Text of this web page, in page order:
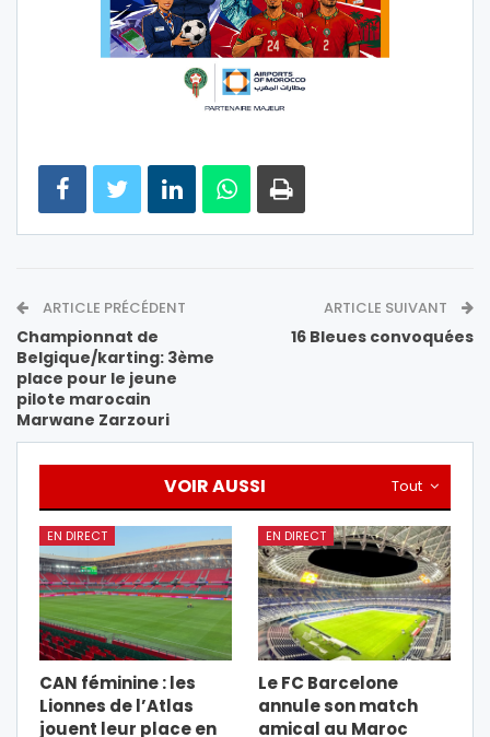
ARTICLE PRÉCÉDENT
Championnat de
Belgique/karting: 3ème
place pour le jeune
pilote marocain
Marwane Zarzouri
ARTICLE SUIVANT
16 Bleues convoquées
Tout
VOIR AUSSI
EN DIRECT
CAN féminine : les
Lionnes de l’Atlas
jouent leur place en
EN DIRECT
Le FC Barcelone
annule son match
amical au Maroc